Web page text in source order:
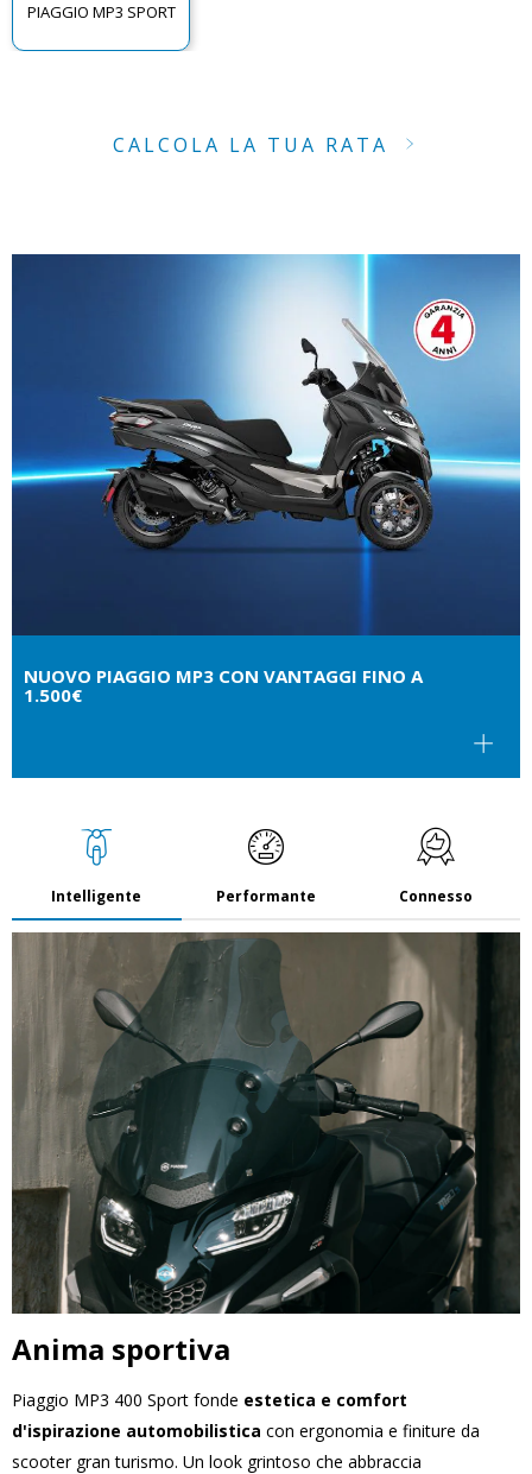
PIAGGIO MP3 SPORT
CALCOLA LA TUA RATA
NUOVO PIAGGIO MP3 CON VANTAGGI FINO A
1.500€
Intelligente Performante Connesso
Anima sportiva
Piaggio MP3 400 Sport fonde estetica e comfort
d'ispirazione automobilistica con ergonomia e finiture da
scooter gran turismo. Un look grintoso che abbraccia